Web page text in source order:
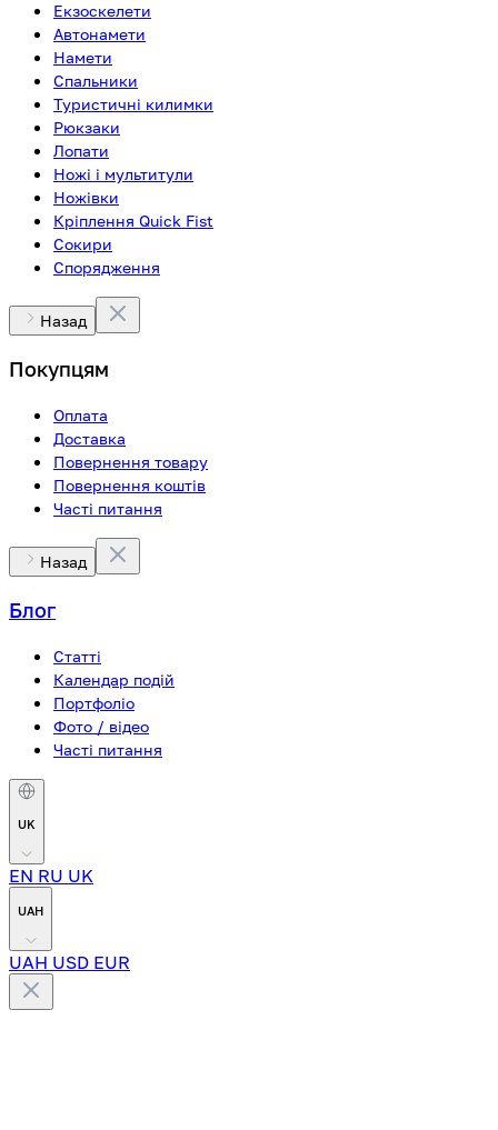
Екзоскелети
Автонамети
Намети
Спальники
Туристичні килимки
Рюкзаки
Лопати
Ножі і мультитули
Ножівки
Кріплення Quick Fist
Сокири
Спорядження
Назад
Покупцям
Оплата
Доставка
Повернення товару
Повернення коштів
Часті питання
Назад
Блог
Статті
Календар подій
Портфоліо
Фото / відео
Часті питання
UK
EN RU UK
UAH
UAH USD EUR